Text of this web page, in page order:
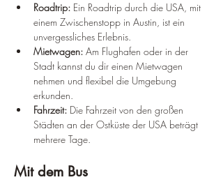
Roadtrip: Ein Roadtrip durch die USA, mit
einem Zwischenstopp in Austin, ist ein
unvergessliches Erlebnis.
Mietwagen: Am Flughafen oder in der
Stadt kannst du dir einen Mietwagen
nehmen und flexibel die Umgebung
erkunden.
Fahrzeit: Die Fahrzeit von den großen
Städten an der Ostküste der USA beträgt
mehrere Tage.
Mit dem Bus